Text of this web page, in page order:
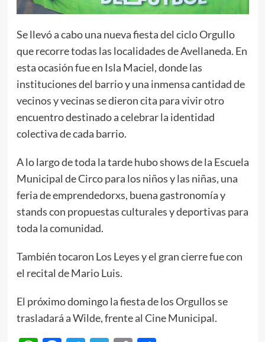
Se llevó a cabo una nueva fiesta del ciclo Orgullo
que recorre todas las localidades de Avellaneda. En
esta ocasión fue en Isla Maciel, donde las
instituciones del barrio y una inmensa cantidad de
vecinos y vecinas se dieron cita para vivir otro
encuentro destinado a celebrar la identidad
colectiva de cada barrio.
A lo largo de toda la tarde hubo shows de la Escuela
Municipal de Circo para los niños y las niñas, una
feria de emprendedorxs, buena gastronomía y
stands con propuestas culturales y deportivas para
toda la comunidad.
También tocaron Los Leyes y el gran cierre fue con
el recital de Mario Luis.
El próximo domingo la fiesta de los Orgullos se
trasladará a Wilde, frente al Cine Municipal.